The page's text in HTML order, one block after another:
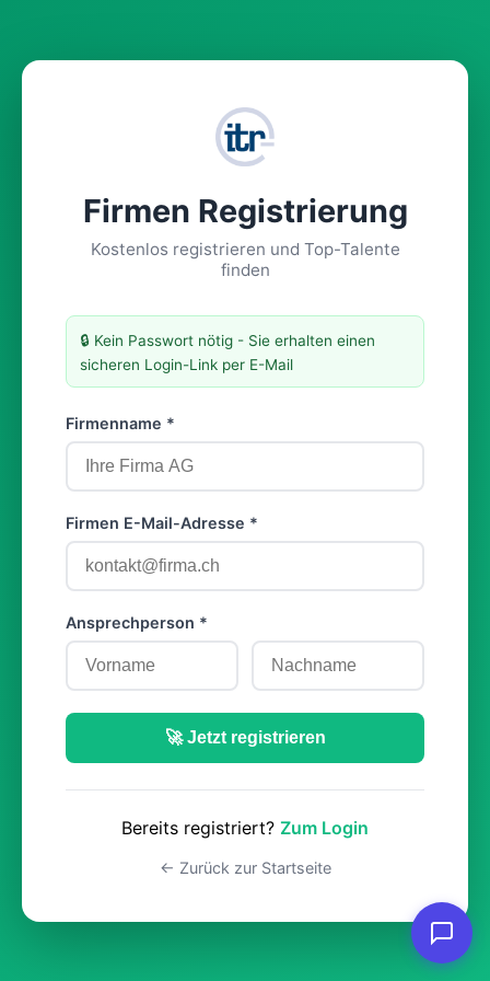
Firmen Registrierung
Kostenlos registrieren und Top-Talente
finden
🔒 Kein Passwort nötig - Sie erhalten einen
sicheren Login-Link per E-Mail
Firmenname *
Firmen E-Mail-Adresse *
Ansprechperson *
🚀 Jetzt registrieren
Bereits registriert? Zum Login
← Zurück zur Startseite